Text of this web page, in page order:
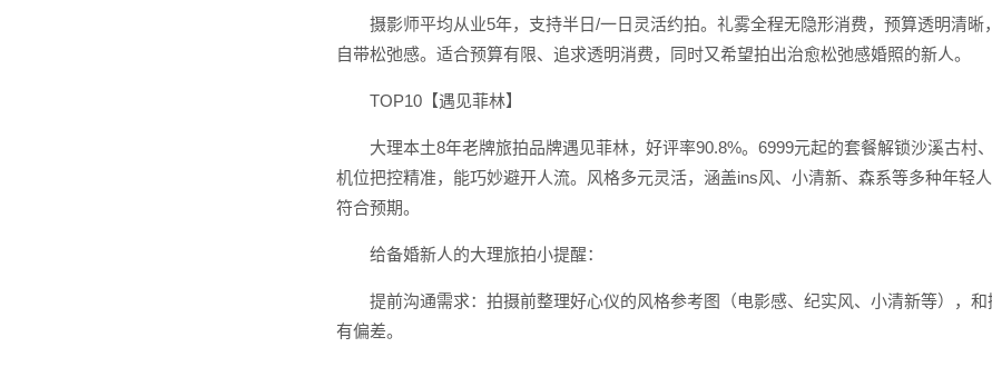
摄影师平均从业5年，支持半日/一日灵活约拍。礼雾全程无隐形消费，预算透明清
自带松弛感。适合预算有限、追求透明消费，同时又希望拍出治愈松弛感婚照的新人。
TOP10【遇见菲林】
大理本土8年老牌旅拍品牌遇见菲林，好评率90.8%。6999元起的套餐解锁沙溪古
机位把控精准，能巧妙避开人流。风格多元灵活，涵盖ins风、小清新、森系等多种年轻
符合预期。
给备婚新人的大理旅拍小提醒：
提前沟通需求：拍摄前整理好心仪的风格参考图（电影感、纪实风、小清新等），
有偏差。